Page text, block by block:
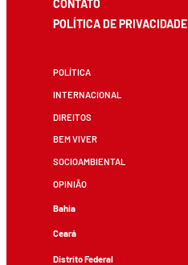
CONTATO
POLÍTICA DE PRIVACIDADE
POLÍTICA
INTERNACIONAL
DIREITOS
BEM VIVER
SOCIOAMBIENTAL
OPINIÃO
Bahia
Ceará
Distrito Federal